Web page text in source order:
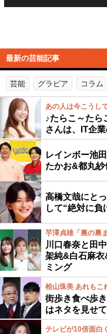
最新の芸能記事
芸能 グラビア コラム
あの人は今こうし
♪たらこ～たら
さんは、IT企
レインボー池
たかお&都丸紗
高橋文哉にと
して“絶対に負
芋澤貞雄「裏の裏
川口春奈と田
架純&白石麻
ミング
桧山珠美 あれもこ
街歩き食べ歩
はネタを見せ
テレビが10倍面白